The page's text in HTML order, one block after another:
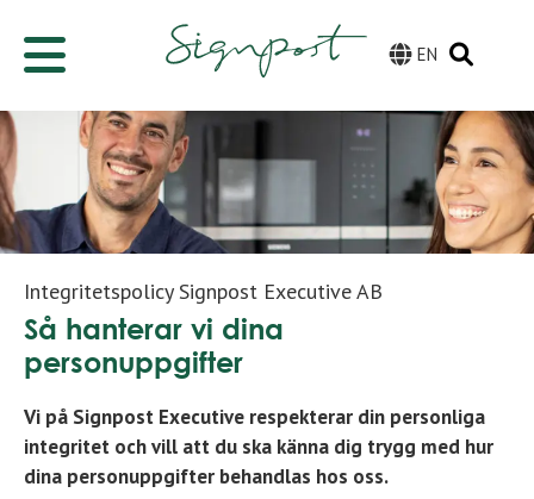
EN
Integritetspolicy Signpost Executive AB
Så hanterar vi dina
personuppgifter
Vi på Signpost Executive respekterar din personliga
integritet och vill att du ska känna dig trygg med hur
dina personuppgifter behandlas hos oss.